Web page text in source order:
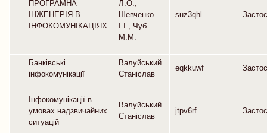
ПРОГРАМНА
ІНЖЕНЕРІЯ В
ІНФОКОМУНІКАЦІЯХ
Л.О.,
Шевченко
І.І., Чуб
М.М.
suz3qhl
Банківські
інфокомунікації
Валуйський
Станіслав
eqkkuwf
Інфокомунікації в
умовах надзвичайних
ситуацій
Валуйський
Станіслав
jtpv6rf